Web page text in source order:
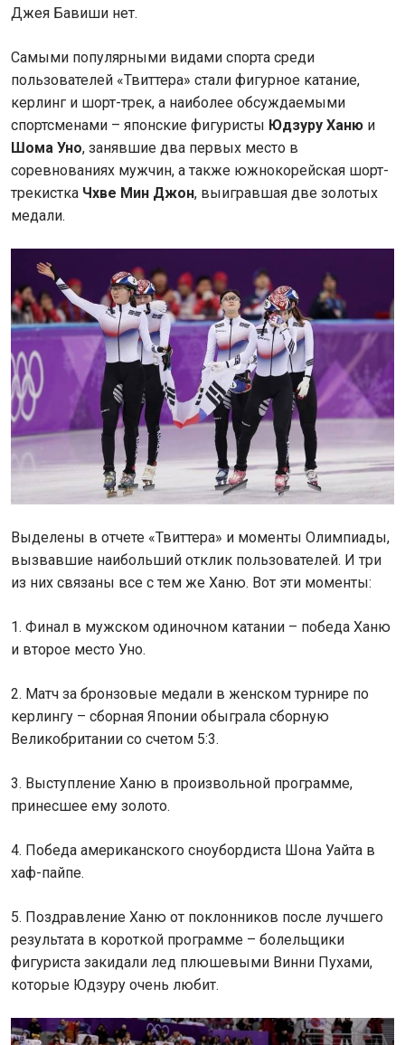
Джея Бавиши нет.
Самыми популярными видами спорта среди
пользователей «Твиттера» стали фигурное катание,
керлинг и шорт-трек, а наиболее обсуждаемыми
спортсменами – японские фигуристы Юдзуру Ханю и
Шома Уно, занявшие два первых место в
соревнованиях мужчин, а также южнокорейская шорт-
трекистка Чхве Мин Джон, выигравшая две золотых
медали.
Выделены в отчете «Твиттера» и моменты Олимпиады,
вызвавшие наибольший отклик пользователей. И три
из них связаны все с тем же Ханю. Вот эти моменты:
1. Финал в мужском одиночном катании – победа Ханю
и второе место Уно.
2. Матч за бронзовые медали в женском турнире по
керлингу – сборная Японии обыграла сборную
Великобритании со счетом 5:3.
3. Выступление Ханю в произвольной программе,
принесшее ему золото.
4. Победа американского сноубордиста Шона Уайта в
хаф-пайпе.
5. Поздравление Ханю от поклонников после лучшего
результата в короткой программе – болельщики
фигуриста закидали лед плюшевыми Винни Пухами,
которые Юдзуру очень любит.